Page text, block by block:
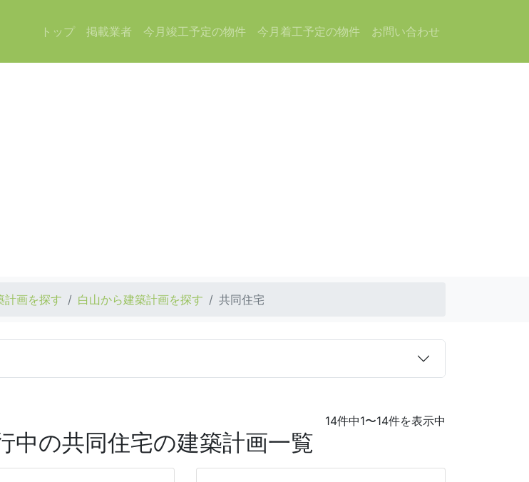
トップ 掲載業者 今月竣工予定の物件 今月着工予定の物件 お問い合わせ
計画を探す 白山から建築計画を探す 共同住宅
14件中1〜14件を表示中
中の共同住宅の建築計画一覧